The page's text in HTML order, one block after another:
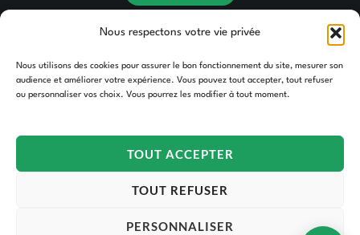
Nous respectons votre vie privée
Nous utilisons des cookies pour assurer le bon fonctionnement du site, mesurer son
audience et améliorer votre expérience. Vous pouvez tout accepter, tout refuser
ou personnaliser vos choix. Vous pourrez les modifier à tout moment.
TOUT ACCEPTER
TOUT REFUSER
PERSONNALISER